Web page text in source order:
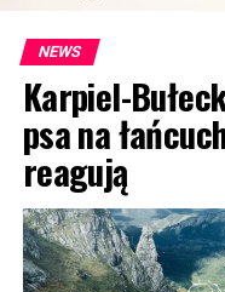
NEWS
Karpiel-
psa na
reagują